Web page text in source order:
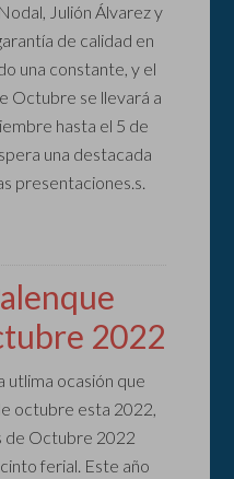
Julión Álvarez y
de calidad en
una constante, y el
Octubre se llevará a
hasta el 5 de
una destacada
presentaciones.s.
2022
utlima ocasión que
octubre esta 2022,
de Octubre 2022
ferial. Este año